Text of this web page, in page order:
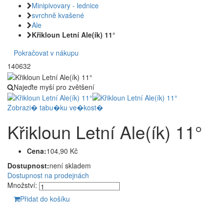
Minipivovary - lednice
svrchně kvašené
Ale
Křikloun Letní Ale(ík) 11°
Pokračovat v nákupu
140632
Najeďte myší pro zvětšení
Zobrazi� tabu�ku ve�kost�
Křikloun Letní Ale(ík) 11°
Cena:104,90 Kč
Dostupnost:není skladem
Dostupnost na prodejnách
Množství:
Přidat do košíku